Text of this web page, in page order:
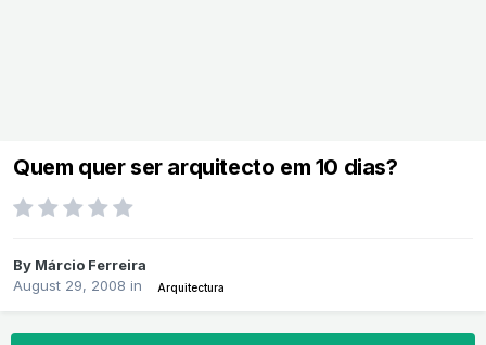
Quem quer ser arquitecto em 10 dias?
By Márcio Ferreira
August 29, 2008 in Arquitectura